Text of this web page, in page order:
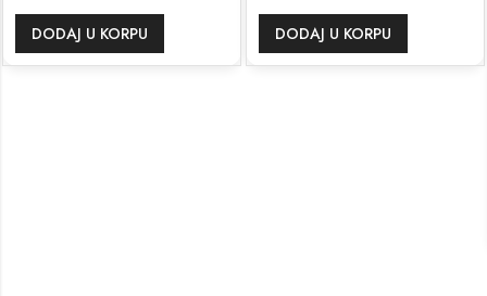
DODAJ U KORPU DODAJ U KORPU